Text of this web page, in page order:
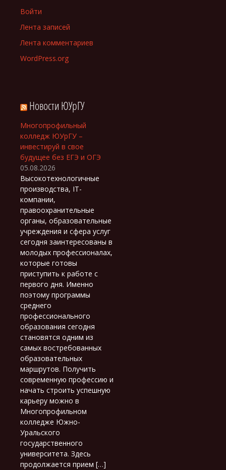
Войти
Лента записей
Лента комментариев
WordPress.org
Новости ЮУрГУ
Многопрофильный
колледж ЮУрГУ –
инвестируй в свое
будущее без ЕГЭ и ОГЭ
05.08.2026
Высокотехнологичные
производства, IT-
компании,
правоохранительные
органы, образовательные
учреждения и сфера услуг
сегодня заинтересованы в
молодых профессионалах,
которые готовы
приступить к работе с
первого дня. Именно
поэтому программы
среднего
профессионального
образования сегодня
становятся одним из
самых востребованных
образовательных
маршрутов. Получить
современную профессию и
начать строить успешную
карьеру можно в
Многопрофильном
колледже Южно-
Уральского
государственного
университета. Здесь
продолжается прием […]